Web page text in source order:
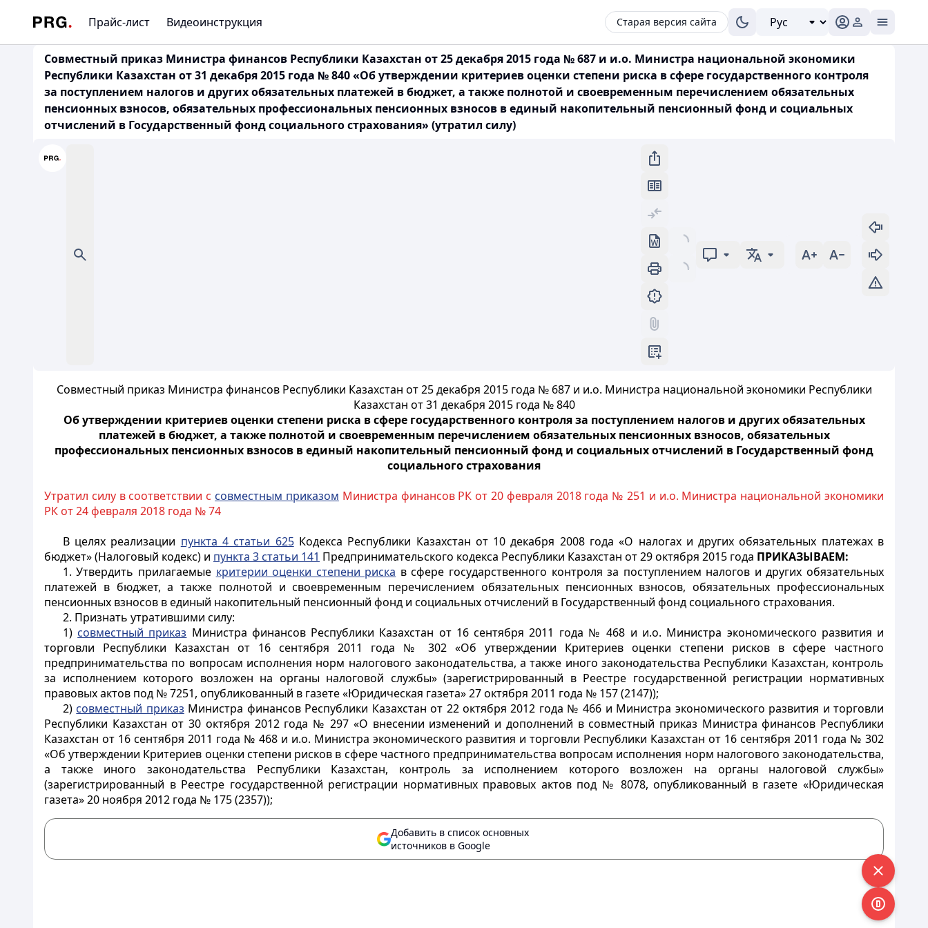
Прайс-лист Видеоинструкция Старая версия сайта
Совместный приказ Министра финансов Республики Казахстан от 25 декабря 2015 года № 687 и и.о. Министра национальной экономики
Республики Казахстан от 31 декабря 2015 года № 840 «Об утверждении критериев оценки степени риска в сфере государственного контроля
за поступлением налогов и других обязательных платежей в бюджет, а также полнотой и своевременным перечислением обязательных
пенсионных взносов, обязательных профессиональных пенсионных взносов в единый накопительный пенсионный фонд и социальных
отчислений в Государственный фонд социального страхования» (утратил силу)
Совместный приказ Министра финансов Республики Казахстан от 25 декабря 2015 года № 687 и и.о. Министра национальной экономики Республики
Казахстан от 31 декабря 2015 года № 840
Об утверждении критериев оценки степени риска в сфере государственного контроля за поступлением налогов и других обязательных
платежей в бюджет, а также полнотой и своевременным перечислением обязательных пенсионных взносов, обязательных
профессиональных пенсионных взносов в единый накопительный пенсионный фонд и социальных отчислений в Государственный фонд
социального страхования
Утратил силу в соответствии с совместным приказом Министра финансов РК от 20 февраля 2018 года № 251 и и.о. Министра национальной экономики
РК от 24 февраля 2018 года № 74
В целях реализации пункта 4 статьи 625Кодекса Республики Казахстан от 10 декабря 2008 года «О налогах и других обязательных платежах в
бюджет» (Налоговый кодекс) и пункта 3 статьи 141 Предпринимательского кодекса Республики Казахстан от 29 октября 2015 года ПРИКАЗЫВАЕМ:
1. Утвердить прилагаемые критерии оценки степени риска в сфере государственного контроля за поступлением налогов и других обязательных
платежей в бюджет, а также полнотой и своевременным перечислением обязательных пенсионных взносов, обязательных профессиональных
пенсионных взносов в единый накопительный пенсионный фонд и социальных отчислений в Государственный фонд социального страхования.
2. Признать утратившими силу:
1) совместный приказ Министра финансов Республики Казахстан от 16 сентября 2011 года № 468 и и.о. Министра экономического развития и
торговли Республики Казахстан от 16 сентября 2011 года № 302 «Об утверждении Критериев оценки степени рисков в сфере частного
предпринимательства по вопросам исполнения норм налогового законодательства, а также иного законодательства Республики Казахстан, контроль
за исполнением которого возложен на органы налоговой службы» (зарегистрированный в Реестре государственной регистрации нормативных
правовых актов под № 7251, опубликованный в газете «Юридическая газета» 27 октября 2011 года № 157 (2147));
2) совместный приказ Министра финансов Республики Казахстан от 22 октября 2012 года № 466 и Министра экономического развития и торговли
Республики Казахстан от 30 октября 2012 года № 297 «О внесении изменений и дополнений в совместный приказ Министра финансов Республики
Казахстан от 16 сентября 2011 года № 468 и и.о. Министра экономического развития и торговли Республики Казахстан от 16 сентября 2011 года № 302
«Об утверждении Критериев оценки степени рисков в сфере частного предпринимательства вопросам исполнения норм налогового законодательства,
а также иного законодательства Республики Казахстан, контроль за исполнением которого возложен на органы налоговой службы»
(зарегистрированный в Реестре государственной регистрации нормативных правовых актов под № 8078, опубликованный в газете «Юридическая
газета» 20 ноября 2012 года № 175 (2357));
Добавить в список основных
источников в Google